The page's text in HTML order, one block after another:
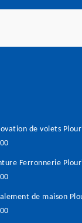
de volets
Ferronnerie
de maison